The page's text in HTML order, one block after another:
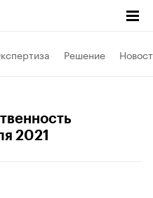
Решение
2021